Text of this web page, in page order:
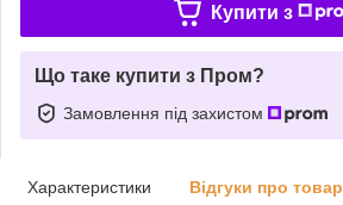
Купити з
Що таке купити з Пром?
Замовлення під захистом
Характеристики Відгуки про товар